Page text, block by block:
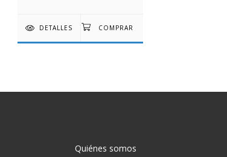
DETALLES
Quiénes somos